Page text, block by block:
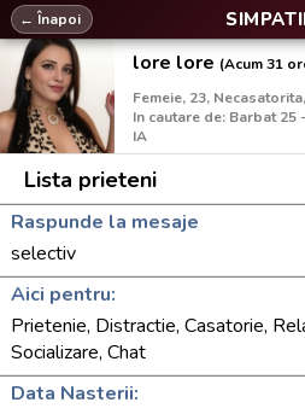
← Înapoi
lore lore (Acum 31
In cautare de: Barbat 25
IA
Lista prieteni
Raspunde la mesaje
selectiv
Aici pentru:
Prietenie, Distractie, Casatorie,
Socializare, Chat
Data Nasterii: